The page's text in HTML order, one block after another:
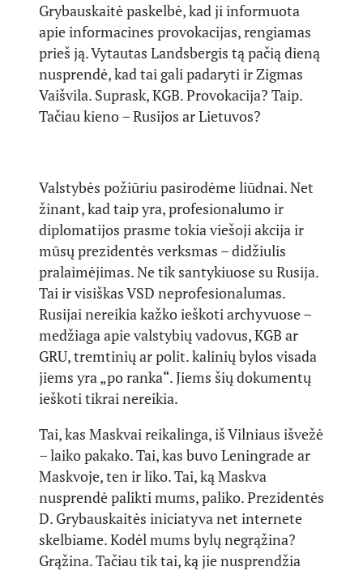
Grybauskaitė paskelbė, kad ji informuota
apie informacines provokacijas, rengiamas
prieš ją. Vytautas Landsbergis tą pačią dieną
nusprendė, kad tai gali padaryti ir Zigmas
Vaišvila. Suprask, KGB. Provokacija? Taip.
Tačiau kieno – Rusijos ar Lietuvos?
Valstybės požiūriu pasirodėme liūdnai. Net
žinant, kad taip yra, profesionalumo ir
diplomatijos prasme tokia viešoji akcija ir
mūsų prezidentės verksmas – didžiulis
pralaimėjimas. Ne tik santykiuose su Rusija.
Tai ir visiškas VSD neprofesionalumas.
Rusijai nereikia kažko ieškoti archyvuose –
medžiaga apie valstybių vadovus, KGB ar
GRU, tremtinių ar polit. kalinių bylos visada
jiems yra „po ranka“. Jiems šių dokumentų
ieškoti tikrai nereikia.
Tai, kas Maskvai reikalinga, iš Vilniaus išvežė
– laiko pakako. Tai, kas buvo Leningrade ar
Maskvoje, ten ir liko. Tai, ką Maskva
nusprendė palikti mums, paliko. Prezidentės
D. Grybauskaitės iniciatyva net internete
skelbiame. Kodėl mums bylų negrąžina?
Grąžina. Tačiau tik tai, ką jie nusprendžia